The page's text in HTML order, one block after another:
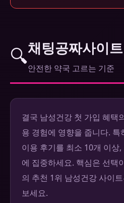
🔍채팅공짜사이
안전한 약국 고르는 기준
결국 남성건강 첫 가입 혜택
용 경험에 영향을 줍니다.
이용 후기를 최소 10개 이상
에 집중하세요. 핵심은 선택
의 추천 1위 남성건강 사이
보세요.